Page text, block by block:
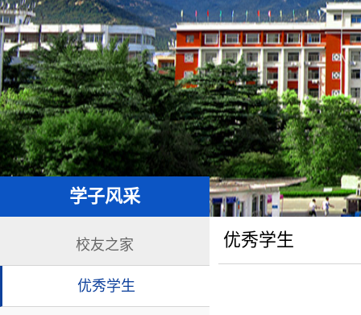
学子风采
校友之家
优秀学生
优秀学生